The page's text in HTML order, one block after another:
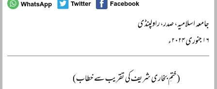
جامعہ اسلامیہ، صدر، راولپنڈی
۱۶ جنوری ۲۰۲۴ء
(ختمِ بخاری شریف کی تقریب سے خطاب)